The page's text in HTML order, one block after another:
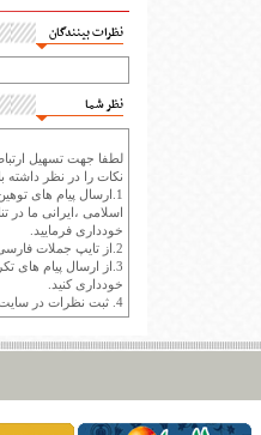
نظرات بینندگان
نظر شما
لطفا جهت تسهیل
نکات را در نظر داشته
1.ارسال پیام های
اسلامی ،ایرانی ما در
خودداری فرمایید.
2.از تایپ جملات فارسی با حروف انگلیسی خودداری کنید.
3.از ارسال پیام های
خودداری کنید.
4. ثبت نظرات در سايت ايران سپيد براي هر نظر حداکثر 400 واژه است.